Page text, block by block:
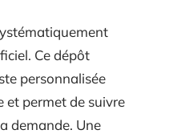
Ce dépôt
personnalisée
et permet de suivre
demande. Une